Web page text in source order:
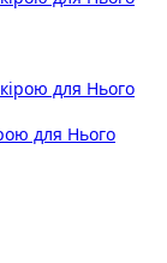
для Нього